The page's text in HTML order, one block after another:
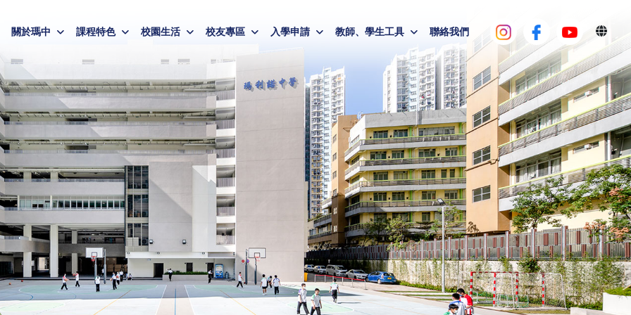
關於瑪中 課程特色 校園生活 校友專區 入學申請 教師、學生工具 聯絡我們